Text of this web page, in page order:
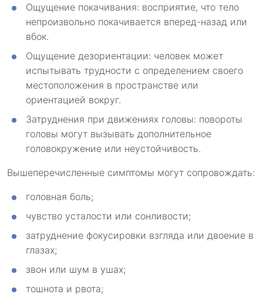
Ощущение покачивания: восприятие, что тело
непроизвольно покачивается вперед-назад или
вбок.
Ощущение дезориентации: человек может
испытывать трудности с определением своего
местоположения в пространстве или
ориентацией вокруг.
Затруднения при движениях головы: повороты
головы могут вызывать дополнительное
головокружение или неустойчивость.
Вышеперечисленные симптомы могут сопровождать:
головная боль;
чувство усталости или сонливости;
затруднение фокусировки взгляда или двоение в
глазах;
звон или шум в ушах;
тошнота и рвота;